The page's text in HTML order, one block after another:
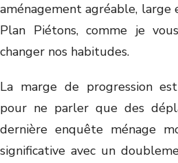
aménagement agréable,
Plan Piétons, comme je
changer nos habitudes.
La marge de progression
pour ne parler que des
dernière enquête ménage
significative avec un